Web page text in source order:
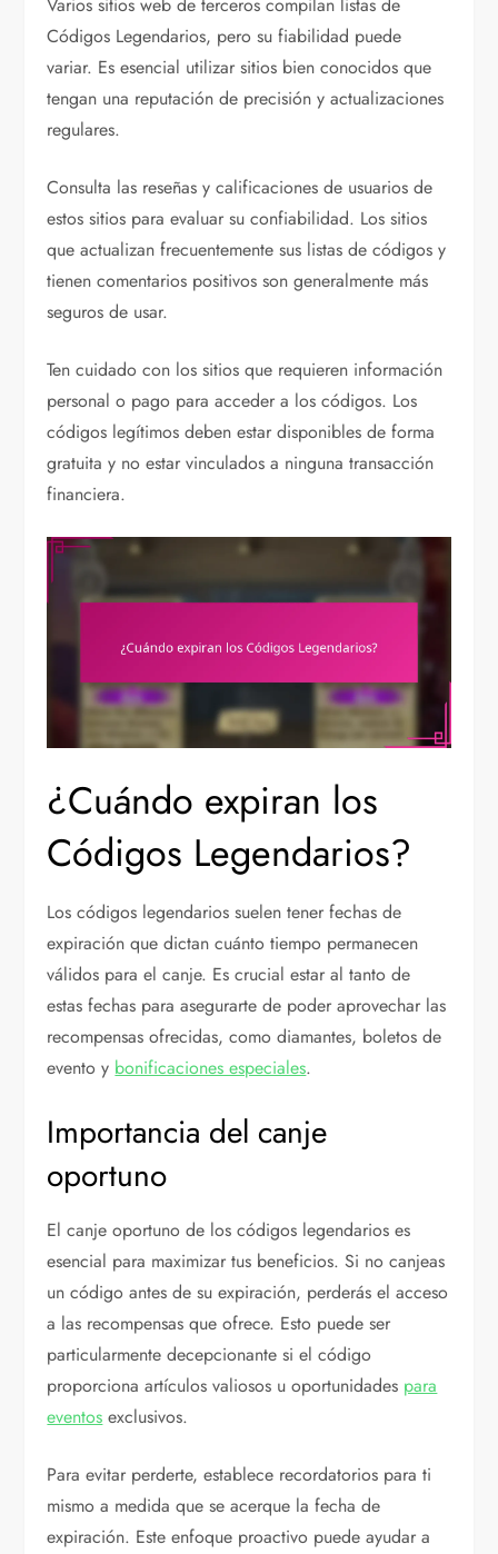
Códigos Legendarios, pero su fiabilidad puede
variar. Es esencial utilizar sitios bien conocidos que
tengan una reputación de precisión y actualizaciones
regulares.
Consulta las reseñas y calificaciones de usuarios de
estos sitios para evaluar su confiabilidad. Los sitios
que actualizan frecuentemente sus listas de códigos y
tienen comentarios positivos son generalmente más
seguros de usar.
Ten cuidado con los sitios que requieren información
personal o pago para acceder a los códigos. Los
códigos legítimos deben estar disponibles de forma
gratuita y no estar vinculados a ninguna transacción
financiera.
¿Cuándo expiran los
Códigos Legendarios?
Los códigos legendarios suelen tener fechas de
expiración que dictan cuánto tiempo permanecen
válidos para el canje. Es crucial estar al tanto de
estas fechas para asegurarte de poder aprovechar las
recompensas ofrecidas, como diamantes, boletos de
evento y bonificaciones especiales.
Importancia del canje
oportuno
El canje oportuno de los códigos legendarios es
esencial para maximizar tus beneficios. Si no canjeas
un código antes de su expiración, perderás el acceso
a las recompensas que ofrece. Esto puede ser
particularmente decepcionante si el código
proporciona artículos valiosos u oportunidades para
eventos exclusivos.
Para evitar perderte, establece recordatorios para ti
mismo a medida que se acerque la fecha de
expiración. Este enfoque proactivo puede ayudar a